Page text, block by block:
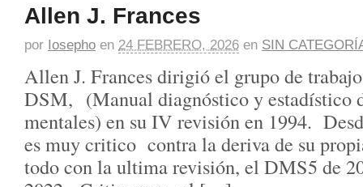
Allen J. Frances
por Iosepho en 24 FEBRERO, 2026 en SIN
Allen J. Frances dirigió el grupo de
DSM, (Manual diagnóstico y estadístico
mentales) en su IV revisión en 1994.
es muy critico contra la deriva de su
todo con la ultima revisión, el DMS5 de